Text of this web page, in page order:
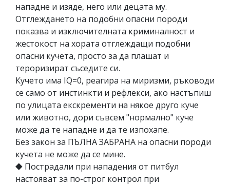
нападне и изяде, него или децата му.
Отглеждането на подобни опасни породи
показва и изключителната криминалност и
жестокост на хората отглеждащи подобни
опасни кучета, просто за да плашат и
тероризират съседите си.
Кучето има IQ=0, реагира на миризми, ръководи
се само от инстинкти и рефлекси, ако настъпиш
по улицата екскременти на някое друго куче
или животно, дори съвсем "нормално" куче
може да те нападне и да те изпохапе.
Без закон за ПЪЛНА ЗАБРАНА на опасни породи
кучета не може да се мине.
⯁ Пострадали при нападения от питбул
настояват за по-строг контрол при